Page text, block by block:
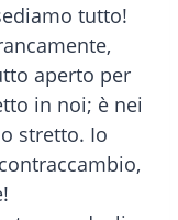
tutto!
aperto per
in noi; è nei
stretto. Io